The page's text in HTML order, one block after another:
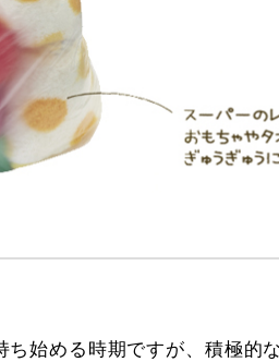
始める時期ですが、積極的